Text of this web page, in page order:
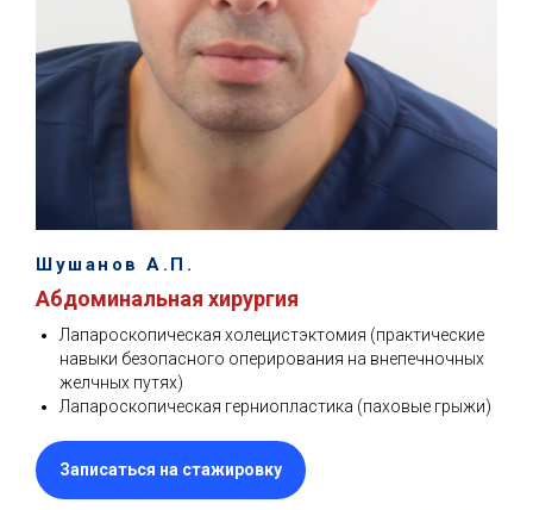
Шушанов А.П.
Абдоминальная хирургия
Лапароскопическая холецистэктомия (практические
навыки безопасного оперирования на внепечночных
желчных путях)
Лапароскопическая герниопластика (паховые грыжи)
Записаться на стажировку